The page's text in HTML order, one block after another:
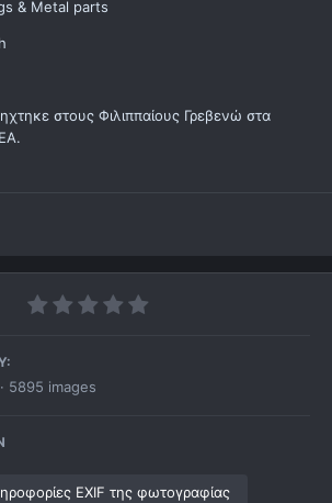
& Metal parts
στους Φιλιππαίους Γρεβενώ στα
· 5895 images
EXIF της φωτογραφίας